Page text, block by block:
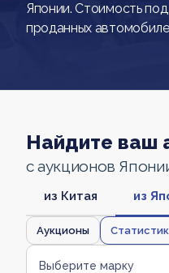
Японии. Стоимость
проданных
Найдите ваш
с аукционов
из Китая из
Аукционы
Выберите марку